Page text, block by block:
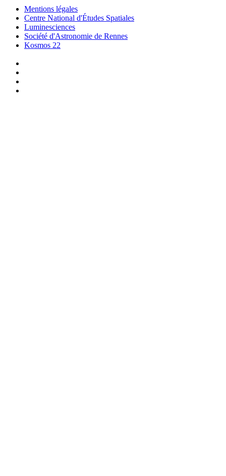
Mentions légales
Centre National d'Études Spatiales
Luminesciences
Société d'Astronomie de Rennes
Kosmos 22